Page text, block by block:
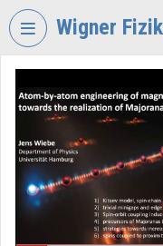
Skip header
Wigner
FIZIKAI
KUTATÓKÖZPONT
Organization home